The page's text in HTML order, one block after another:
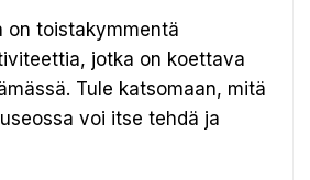
on toistakymmentä
jotka on koettava
Tule katsomaan, mitä
voi itse tehdä ja